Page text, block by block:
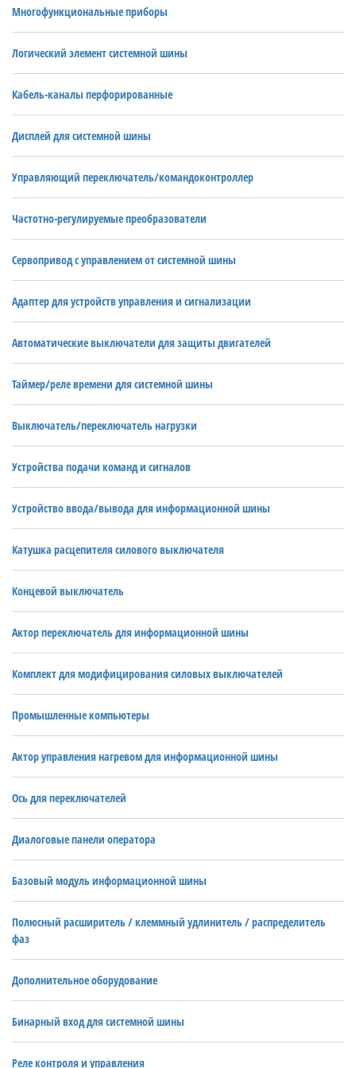
Многофункциональные приборы
Логический элемент системной шины
Кабель-каналы перфорированные
Дисплей для системной шины
Управляющий переключатель/командоконтроллер
Частотно-регулируемые преобразователи
Сервопривод с управлением от системной шины
Адаптер для устройств управления и сигнализации
Автоматические выключатели для защиты двигателей
Таймер/реле времени для системной шины
Выключатель/переключатель нагрузки
Устройства подачи команд и сигналов
Устройство ввода/вывода для информационной шины
Катушка расцепителя силового выключателя
Концевой выключатель
Актор переключатель для информационной шины
Комплект для модифицирования силовых выключателей
Промышленные компьютеры
Актор управления нагревом для информационной шины
Ось для переключателей
Диалоговые панели оператора
Базовый модуль информационной шины
Полюсный расширитель / клеммный удлинитель / распределитель
фаз
Дополнительное оборудование
Бинарный вход для системной шины
Реле контроля и управления